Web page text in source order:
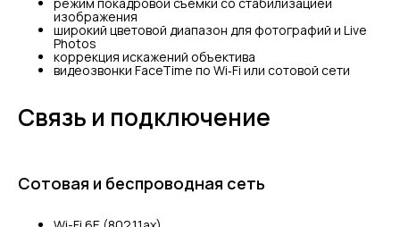
режим покадровой съёмки со стабилизацией
изображения
широкий цветовой диапазон для фотографий и Live
Photos
коррекция искажений объектива
видеозвонки FaceTime по Wi‑Fi или сотовой сети
Связь и подключение
Сотовая и беспроводная сеть